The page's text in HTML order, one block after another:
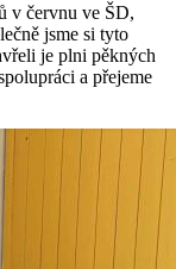
v červnu ve ŠD,
jsme si tyto
je plni pěkných
a přejeme